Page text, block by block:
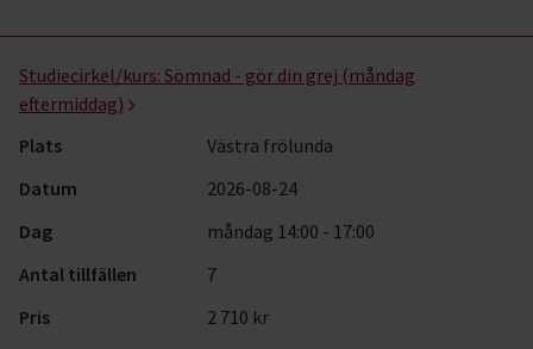
Studiecirkel/kurs: Sömnad - gör din grej (måndag
eftermiddag)
Plats
Västra frölunda
Datum
2026-08-24
Dag
måndag 14:00 - 17:00
Antal tillfällen
7
Pris
2 710 kr